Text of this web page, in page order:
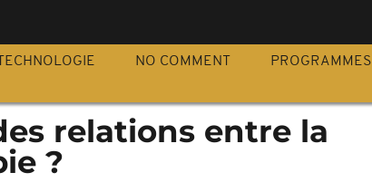
NO COMMENT PROGRAMMES
relations entre la
?